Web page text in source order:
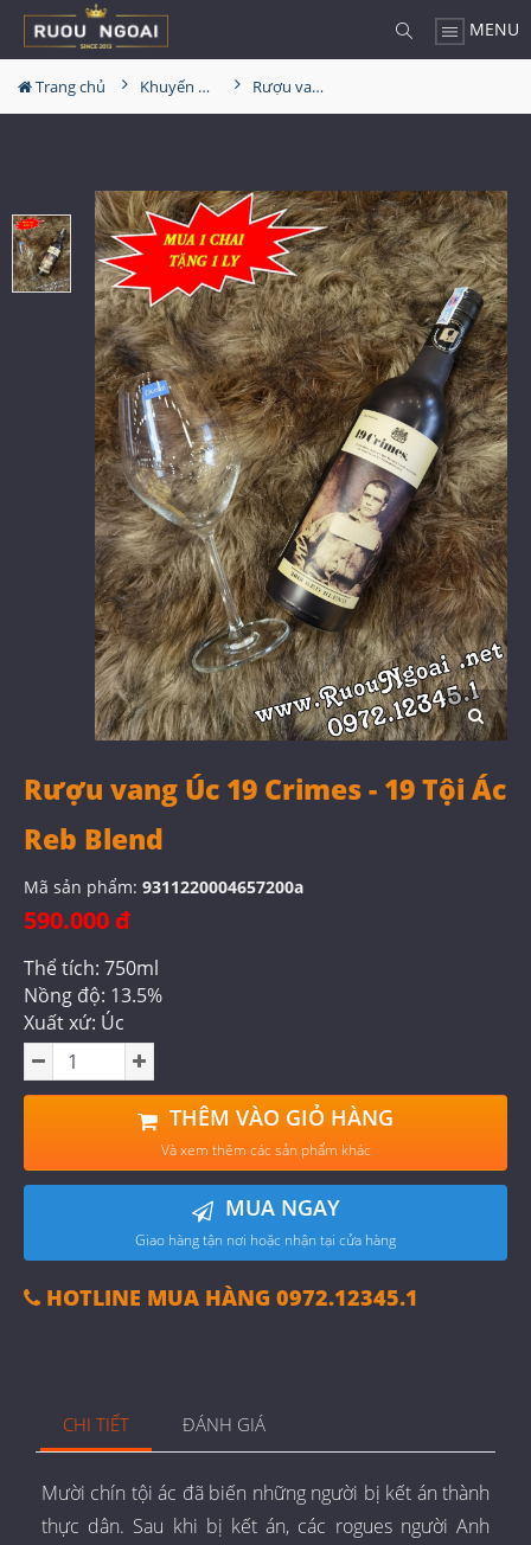
MENU
Trang chủ Khuyến Mãi Lớn Rượu vang Úc 19 Crimes - 19 Tội Ác Reb Blend
Rượu vang Úc 19 Crimes - 19 Tội Ác
Reb Blend
Mã sản phẩm: 9311220004657200a
590.000 đ
Thể tích: 750ml
Nồng độ: 13.5%
Xuất xứ: Úc
THÊM VÀO GIỎ HÀNG
Và xem thêm các sản phẩm khác
MUA NGAY
Giao hàng tận nơi hoặc nhận tại cửa hàng
HOTLINE MUA HÀNG 0972.12345.1
CHI TIẾT ĐÁNH GIÁ
Mười chín tội ác đã biến những người bị kết án thành
thực dân. Sau khi bị kết án, các rogues người Anh